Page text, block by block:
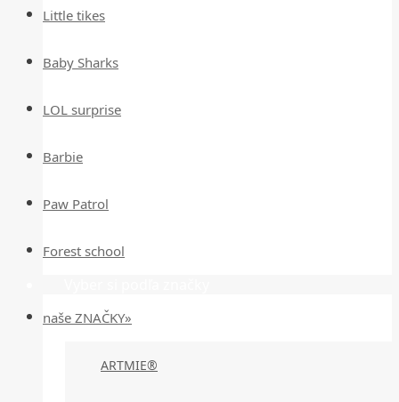
Little tikes
Baby Sharks
LOL surprise
Barbie
Paw Patrol
Forest school
naše ZNAČKY»
ARTMIE®